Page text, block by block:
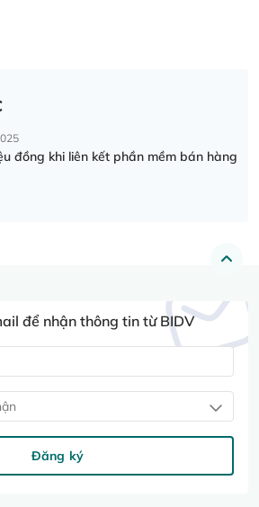
đồng khi liên kết phần mềm bán hàng
để nhận thông tin từ BIDV
Đăng ký